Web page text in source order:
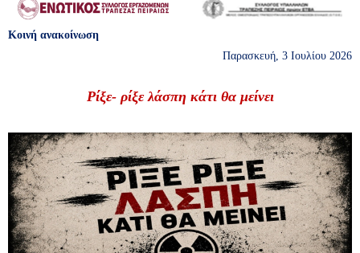
Κοινή ανακοίνωση
Παρασκευή, 3 Ιουλίου 2026
Ρίξε- ρίξε λάσπη κάτι θα μείνει